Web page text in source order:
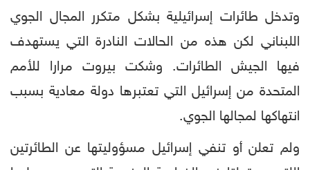
وتدخل طائرات إسرائيلية بشكل متكرر المجال الجوي
اللبناني لكن هذه من الحالات النادرة التي يستهدف
فيها الجيش الطائرات. وشكت بيروت مرارا للأمم
المتحدة من إسرائيل التي تعتبرها دولة معادية بسبب
انتهاكها لمجالها الجوي.
ولم تعلن أو تنفي إسرائيل مسؤوليتها عن الطائرتين